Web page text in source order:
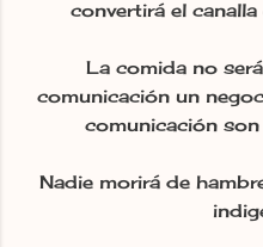
convertirá el
La comida no
comunicación un
comunicación
Nadie morirá de